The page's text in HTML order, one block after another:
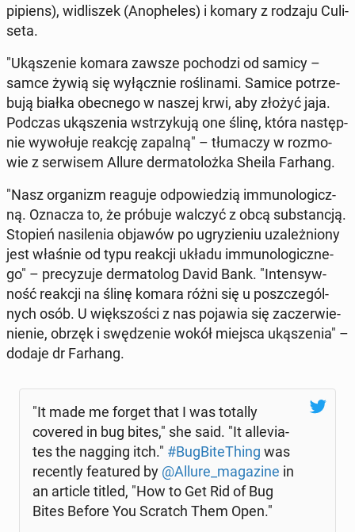
pipiens), wi­dli­szek (Ano­phe­les) i komary z rodzaju Cu­li­
se­ta.
"Uką­sze­nie komara zawsze po­cho­dzi od samicy –
samce żywią się wy­łącz­nie ro­śli­na­mi. Samice po­trze­
bu­ją białka obec­ne­go w naszej krwi, aby złożyć jaja.
Podczas uką­sze­nia wstrzy­ku­ją one ślinę, która na­stęp­
nie wy­wo­łu­je reakcję zapalną" – tłu­ma­czy w roz­mo­
wie z ser­wi­sem Allure der­ma­to­loż­ka Sheila Farhang.
"Nasz or­ga­nizm reaguje od­po­wie­dzią im­mu­no­lo­gicz­
ną. Oznacza to, że próbuje walczyć z obcą sub­stan­cją.
Stopień na­si­le­nia objawów po ugry­zie­niu uza­leż­nio­ny
jest właśnie od typu reakcji układu im­mu­no­lo­gicz­ne­
go" – pre­cy­zu­je der­ma­to­log David Bank. "In­ten­syw­
ność reakcji na ślinę komara różni się u po­szcze­gól­
nych osób. U więk­szo­ści z nas pojawia się za­czer­wie­
nie­nie, obrzęk i swę­dze­nie wokół miejsca uką­sze­nia" –
dodaje dr Farhang.
"It made me forget that I was totally
covered in bug bites," she said. "It al­le­via­
tes the nagging itch." #Bug­Bi­te­Thing was
re­cen­tly fe­atu­red by @Allure_ma­ga­zi­ne in
an article titled, "How to Get Rid of Bug
Bites Before You Scratch Them Open."